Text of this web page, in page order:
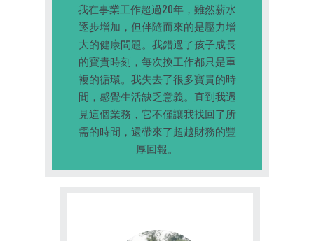
我在事業工作超過20年，雖然薪水
逐步增加，但伴隨而來的是壓力增
大的健康問題。我錯過了孩子成長
的寶貴時刻，每次換工作都只是重
複的循環。我失去了很多寶貴的時
間，感覺生活缺乏意義。直到我遇
見這個業務，它不僅讓我找回了所
需的時間，還帶來了超越財務的豐
厚回報。